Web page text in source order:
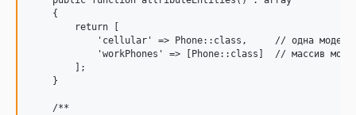
    {
        return [
            'cellular' => Phone::class,     // одна модель
'workPhones' => [Phone::class]  // массив
        ];
    }
    /**